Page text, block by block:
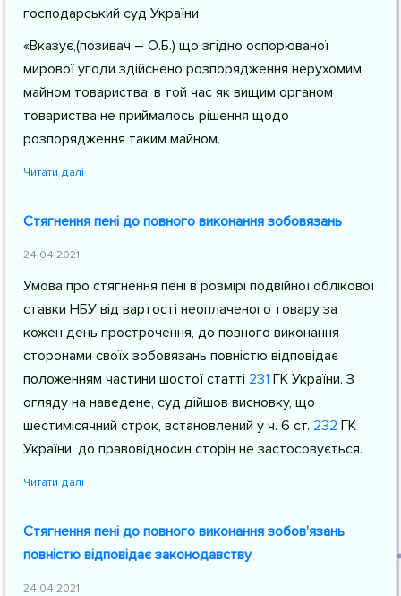
господарський суд України
«Вказує,(позивач – О.Б.) що згідно оспорюваної
мирової угоди здійснено розпорядження нерухомим
майном товариства, в той час як вищим органом
товариства не приймалось рішення щодо
розпорядження таким майном.
Читати далі
Стягнення пені до повного виконання зобовязань
24.04.2021
Умова про стягнення пені в розмірі подвійної облікової
ставки НБУ від вартості неоплаченого товару за
кожен день прострочення, до повного виконання
сторонами своїх зобовязань повністю відповідає
положенням частини шостої статті 231 ГК України. З
огляду на наведене, суд дійшов висновку, що
шестимісячний строк, встановлений у ч. 6 ст. 232 ГК
України, до правовідносин сторін не застосовується.
Читати далі
Стягнення пені до повного виконання зобов'язань
повністю відповідає законодавству
24.04.2021